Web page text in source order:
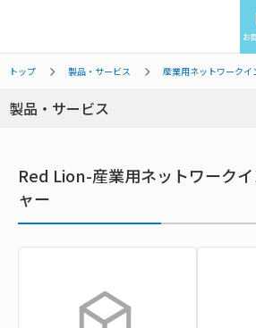
お
トップ 製品・サービス 産業用ネットワークイ
製品・サービス
Red Lion-産業用ネットワーク
ャー